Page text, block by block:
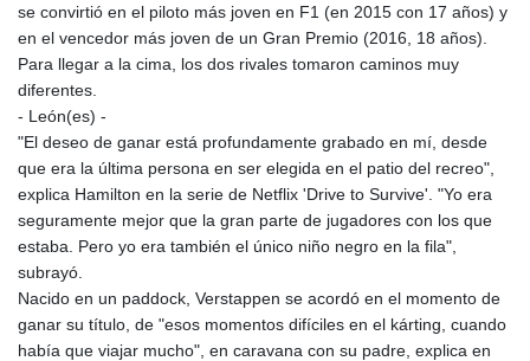
se convirtió en el piloto más joven en F1 (en 2015 con 17 años) y
en el vencedor más joven de un Gran Premio (2016, 18 años).
Para llegar a la cima, los dos rivales tomaron caminos muy
diferentes.
- León(es) -
"El deseo de ganar está profundamente grabado en mí, desde
que era la última persona en ser elegida en el patio del recreo",
explica Hamilton en la serie de Netflix 'Drive to Survive'. "Yo era
seguramente mejor que la gran parte de jugadores con los que
estaba. Pero yo era también el único niño negro en la fila",
subrayó.
Nacido en un paddock, Verstappen se acordó en el momento de
ganar su título, de "esos momentos difíciles en el kárting, cuando
había que viajar mucho", en caravana con su padre, explica en